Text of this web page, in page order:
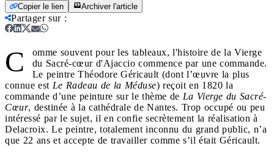
Copier le lien Archiver l'article
Partager sur:
C
omme souvent pour les tableaux, l'histoire de la Vierge
du Sacré-cœur d'Ajaccio commence par une commande.
Le peintre Théodore Géricault (dont l’œuvre la plus
connue est Le Radeau de la Méduse) reçoit en 1820 la
commande d’une peinture sur le thème de La Vierge du Sacré-
Cœur, destinée à la cathédrale de Nantes. Trop occupé ou peu
intéressé par le sujet, il en confie secrètement la réalisation à
Delacroix. Le peintre, totalement inconnu du grand public, n’a
que 22 ans et accepte de travailler comme s’il était Géricault.